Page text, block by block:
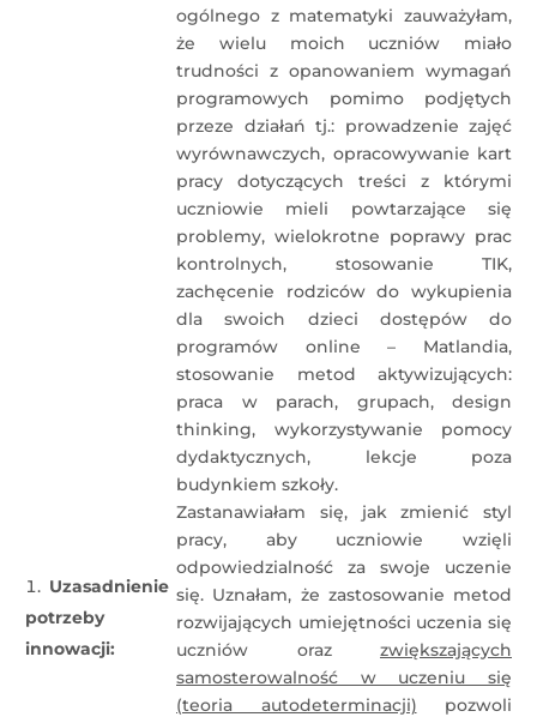
Uzasadnienie
potrzeby
innowacji:
ogólnego z matematyki zauważyłam,
że wielu moich uczniów miało
trudności z opanowaniem wymagań
programowych pomimo podjętych
przeze działań tj.: prowadzenie zajęć
wyrównawczych, opracowywanie kart
pracy dotyczących treści z którymi
uczniowie mieli powtarzające się
problemy, wielokrotne poprawy prac
kontrolnych, stosowanie TIK,
zachęcenie rodziców do wykupienia
dla swoich dzieci dostępów do
programów online – Matlandia,
stosowanie metod aktywizujących:
praca w parach, grupach, design
thinking, wykorzystywanie pomocy
dydaktycznych, lekcje poza
budynkiem szkoły.
Zastanawiałam się, jak zmienić styl
pracy, aby uczniowie wzięli
odpowiedzialność za swoje uczenie
się. Uznałam, że zastosowanie metod
rozwijających umiejętności uczenia się
uczniów oraz zwiększających
samosterowalność w uczeniu się
(teoria autodeterminacji) pozwoli